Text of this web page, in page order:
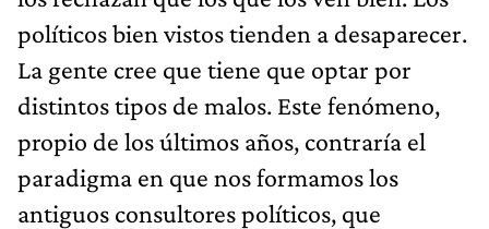
políticos bien vistos tienden a desaparecer.
La gente cree que tiene que optar por
distintos tipos de malos. Este fenómeno,
propio de los últimos años, contraría el
paradigma en que nos formamos los
antiguos consultores políticos, que